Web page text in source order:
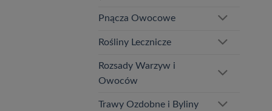
Pnącza Owocowe
Rośliny Lecznicze
Rozsady Warzyw i
Owoców
Trawy Ozdobne i Byliny